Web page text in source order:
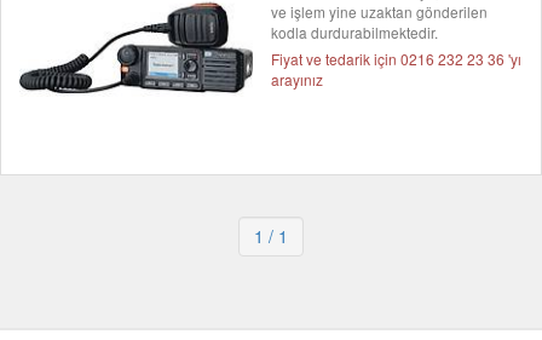
ve işlem yine uzaktan gönderilen
kodla durdurabilmektedir.
Fiyat ve tedarik için 0216 232 23 36 'yı
arayınız
1 / 1